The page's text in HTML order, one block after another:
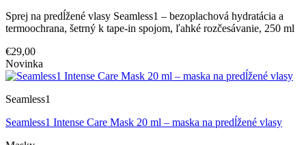
Sprej na predĺžené vlasy Seamless1 – bezoplachová hydratácia a
termoochrana, šetrný k tape-in spojom, ľahké rozčesávanie, 250 ml
€29,00
Novinka
Seamless1
Seamless1 Intense Care Mask 20 ml – maska na predĺžené vlasy